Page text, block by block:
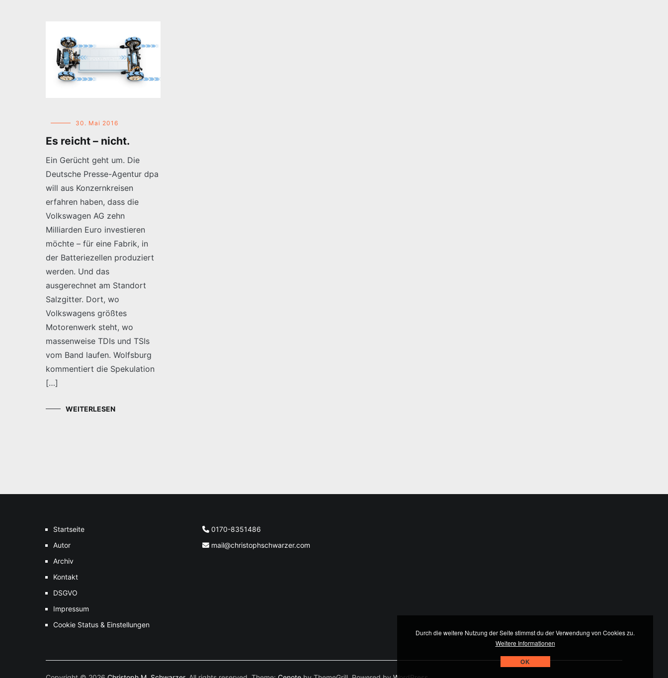
30. Mai 2016
Es reicht – nicht.
Ein Gerücht geht um. Die
Deutsche Presse-Agentur dpa
will aus Konzernkreisen
erfahren haben, dass die
Volkswagen AG zehn
Milliarden Euro investieren
möchte – für eine Fabrik, in
der Batteriezellen produziert
werden. Und das
ausgerechnet am Standort
Salzgitter. Dort, wo
Volkswagens größtes
Motorenwerk steht, wo
massenweise TDIs und TSIs
vom Band laufen. Wolfsburg
kommentiert die Spekulation
[…]
WEITERLESEN
Startseite
Autor
Archiv
Kontakt
DSGVO
Impressum
Cookie Status & Einstellungen
0170-8351486
mail@christophschwarzer.com
Durch die weitere Nutzung der Seite stimmst du der Verwendung von Cookies zu.
Weitere Informationen
OK